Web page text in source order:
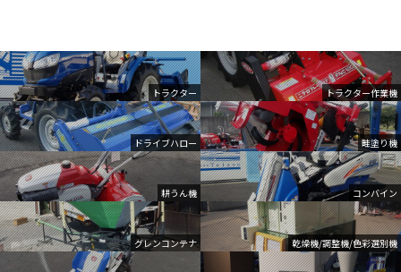
トラクター トラクター作業機
ドライブハロー 畦塗り機
耕うん機 コンバイン
グレンコンテナ 乾燥機/調整機/色彩選別機